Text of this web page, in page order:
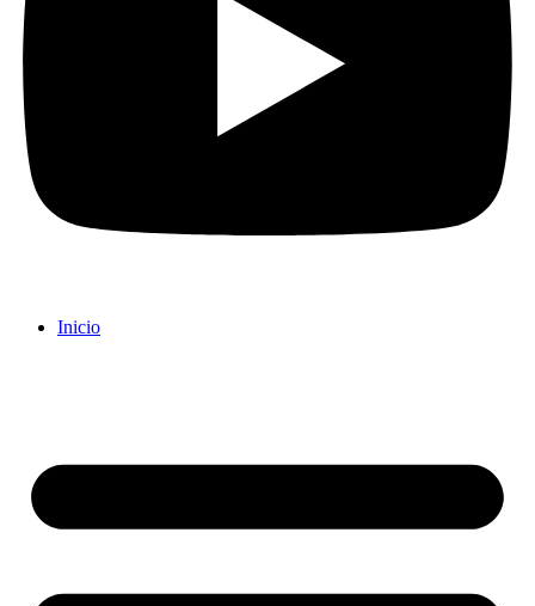
Inicio